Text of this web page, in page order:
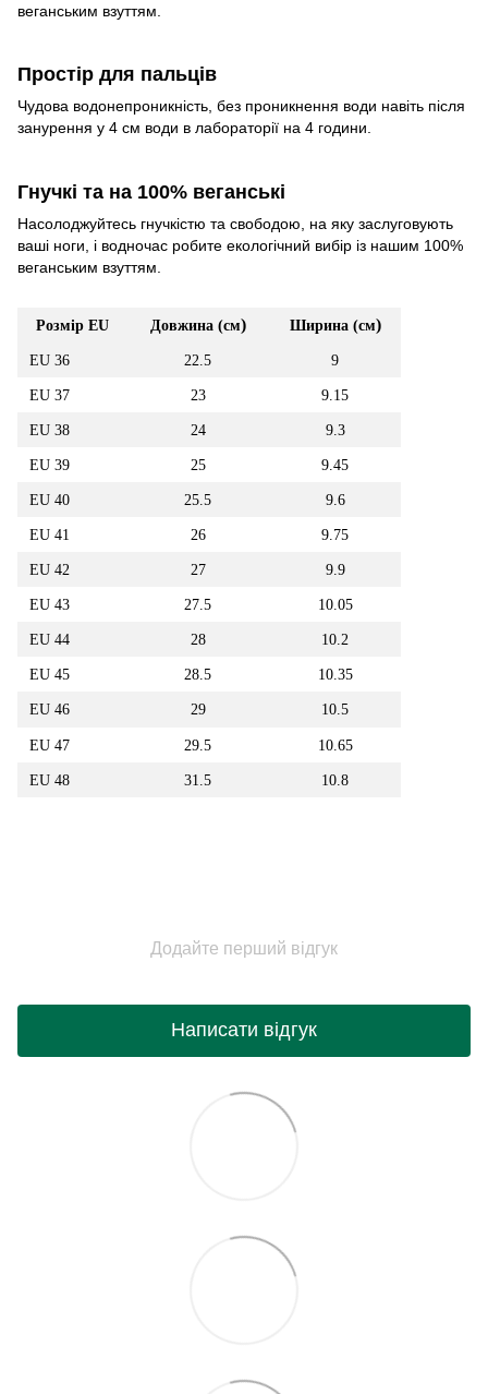
веганським взуттям.
Простір для пальців
Чудова водонепроникність, без проникнення води навіть після
занурення у 4 см води в лабораторії на 4 години.
Гнучкі та на 100% веганські
Насолоджуйтесь гнучкістю та свободою, на яку заслуговують
ваші ноги, і водночас робите екологічний вибір із нашим 100%
веганським взуттям.
Розмір EU Довжина (см) Ширина (см)
EU 36 22.5 9
EU 37 23 9.15
EU 38 24 9.3
EU 39 25 9.45
EU 40 25.5 9.6
EU 41 26 9.75
EU 42 27 9.9
EU 43 27.5 10.05
EU 44 28 10.2
EU 45 28.5 10.35
EU 46 29 10.5
EU 47 29.5 10.65
EU 48 31.5 10.8
Додайте перший відгук
Написати відгук